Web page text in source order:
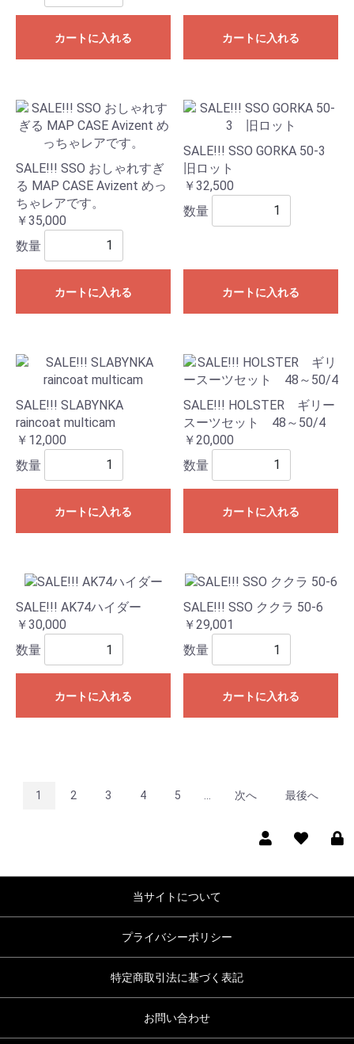
カートに入れる カートに入れる
SALE!!! SSO おしゃれすぎ
る MAP CASE Avizent めっ
ちゃレアです。
￥35,000
数量
カートに入れる
SALE!!! SSO GORKA 50-3
旧ロット
￥32,500
数量
カートに入れる
SALE!!! SLABYNKA
raincoat multicam
￥12,000
数量
カートに入れる
SALE!!! HOLSTER ギリー
スーツセット 48～50/4
￥20,000
数量
カートに入れる
SALE!!! AK74ハイダー
￥30,000
数量
カートに入れる
SALE!!! SSO ククラ 50-6
￥29,001
数量
カートに入れる
1 2 3 4 5 ... 次へ 最後へ
当サイトについて
プライバシーポリシー
特定商取引法に基づく表記
お問い合わせ